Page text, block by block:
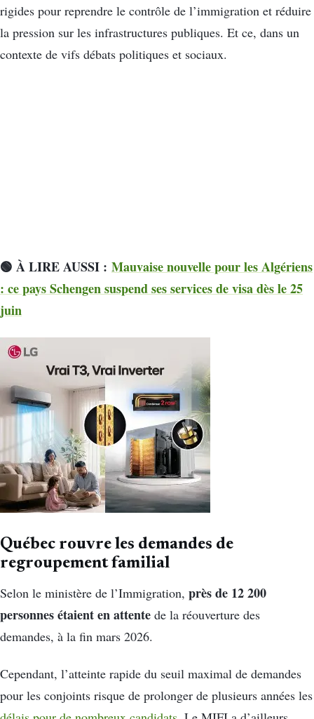
rigides pour reprendre le contrôle de l’immigration et réduire
la pression sur les infrastructures publiques. Et ce, dans un
contexte de vifs débats politiques et sociaux.
🟢 À LIRE AUSSI : Mauvaise nouvelle pour les Algériens
: ce pays Schengen suspend ses services de visa dès le 25
juin
Québec rouvre les demandes de
regroupement familial
Selon le ministère de l’Immigration, près de 12 200
personnes étaient en attente de la réouverture des
demandes, à la fin mars 2026.
Cependant, l’atteinte rapide du seuil maximal de demandes
pour les conjoints risque de prolonger de plusieurs années les